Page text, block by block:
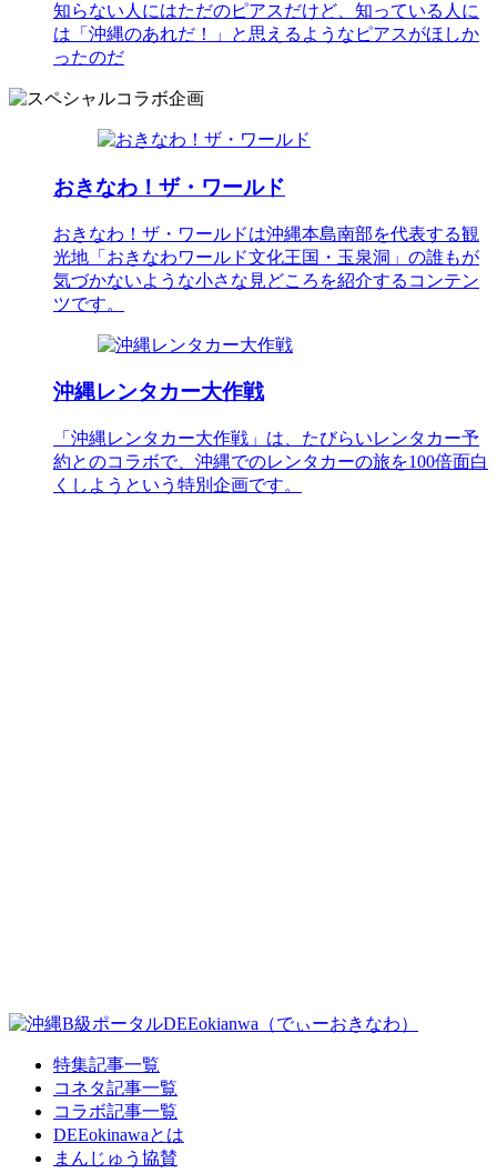
知らない人にはただのピアスだけど、知っている人に
は「沖縄のあれだ！」と思えるようなピアスがほしか
ったのだ
おきなわ！ザ・ワールド
おきなわ！ザ・ワールドは沖縄本島南部を代表する観
光地「おきなわワールド文化王国・玉泉洞」の誰もが
気づかないような小さな見どころを紹介するコンテン
ツです。
沖縄レンタカー大作戦
「沖縄レンタカー大作戦」は、たびらいレンタカー予
約とのコラボで、沖縄でのレンタカーの旅を100倍面白
くしようという特別企画です。
特集記事一覧
コネタ記事一覧
コラボ記事一覧
DEEokinawaとは
まんじゅう協賛